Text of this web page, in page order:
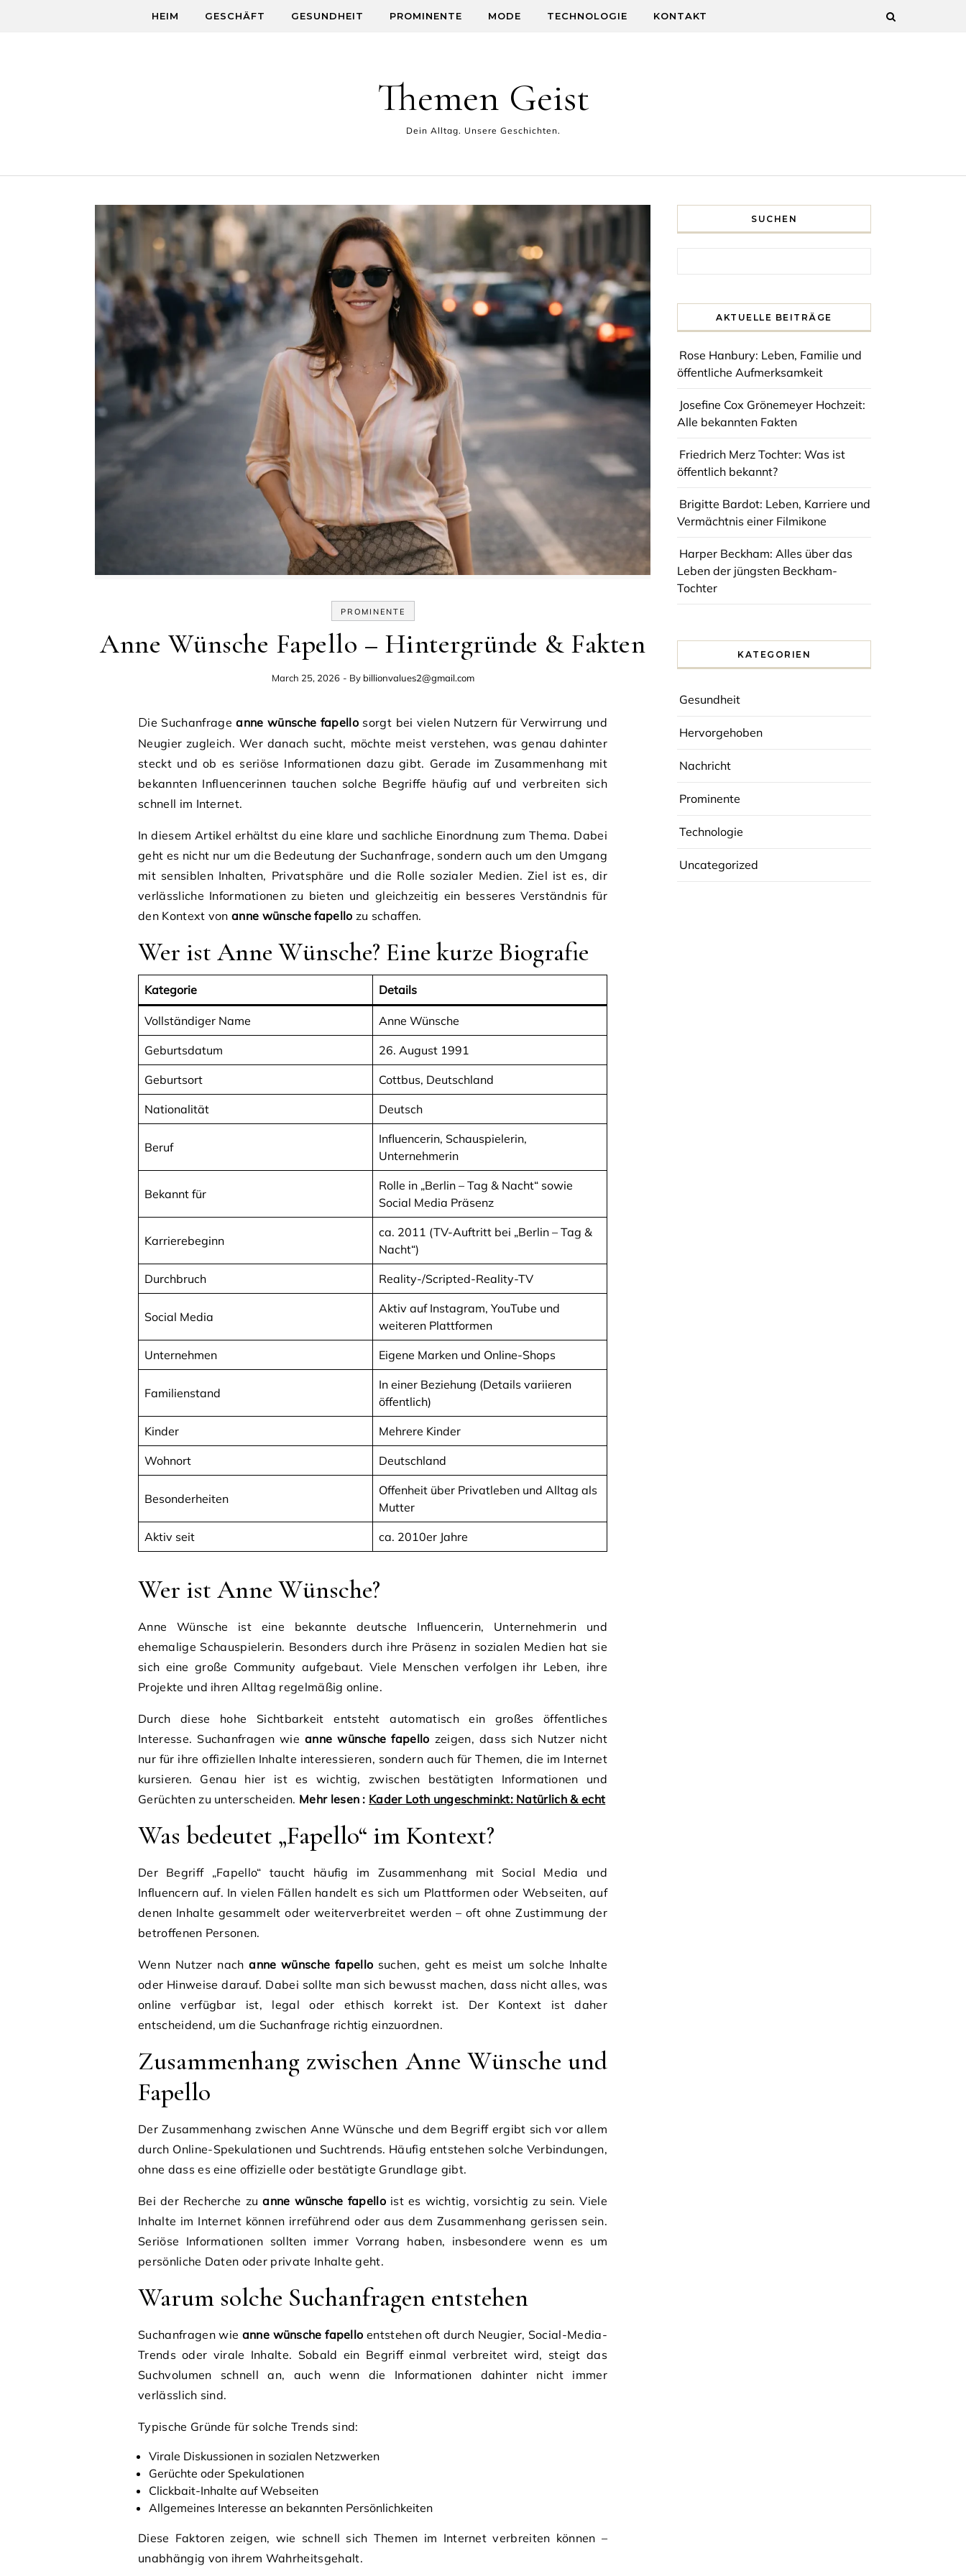
HEIM GESCHÄFT GESUNDHEIT PROMINENTE MODE TECHNOLOGIE KONTAKT
Themen Geist
Dein Alltag. Unsere Geschichten.
PROMINENTE
Anne Wünsche Fapello – Hintergründe & Fakten
March 25, 2026 - By billionvalues2@gmail.com
Die Suchanfrageanne wünsche fapello sorgt bei vielen Nutzern für Verwirrung und
Neugier zugleich. Wer danach sucht, möchte meist verstehen, was genau dahinter
steckt und ob es seriöse Informationen dazu gibt. Gerade im Zusammenhang mit
bekannten Influencerinnen tauchen solche Begriffe häufig auf und verbreiten sich
schnell im Internet.
In diesem Artikel erhältst du eine klare und sachliche Einordnung zum Thema. Dabei
geht es nicht nur um die Bedeutung der Suchanfrage, sondern auch um den Umgang
mit sensiblen Inhalten, Privatsphäre und die Rolle sozialer Medien. Ziel ist es, dir
verlässliche Informationen zu bieten und gleichzeitig ein besseres Verständnis für
den Kontext vonanne wünsche fapello zu schaffen.
Wer ist Anne Wünsche? Eine kurze Biografie
Kategorie Details
Vollständiger Name Anne Wünsche
Geburtsdatum 26. August 1991
Geburtsort Cottbus, Deutschland
Nationalität Deutsch
Beruf
Influencerin, Schauspielerin,
Unternehmerin
Bekannt für
Rolle in „Berlin – Tag & Nacht“ sowie
Social Media Präsenz
Karrierebeginn
ca. 2011 (TV-Auftritt bei „Berlin – Tag &
Nacht“)
Durchbruch Reality-/Scripted-Reality-TV
Social Media
Aktiv auf Instagram, YouTube und
weiteren Plattformen
Unternehmen Eigene Marken und Online-Shops
Familienstand
In einer Beziehung (Details variieren
öffentlich)
Kinder Mehrere Kinder
Wohnort Deutschland
Besonderheiten
Offenheit über Privatleben und Alltag als
Mutter
Aktiv seit ca. 2010er Jahre
Wer ist Anne Wünsche?
Anne Wünsche ist eine bekannte deutsche Influencerin, Unternehmerin und
ehemalige Schauspielerin. Besonders durch ihre Präsenz in sozialen Medien hat sie
sich eine große Community aufgebaut. Viele Menschen verfolgen ihr Leben, ihre
Projekte und ihren Alltag regelmäßig online.
Durch diese hohe Sichtbarkeit entsteht automatisch ein großes öffentliches
Interesse. Suchanfragen wie anne wünsche fapello zeigen, dass sich Nutzer nicht
nur für ihre offiziellen Inhalte interessieren, sondern auch für Themen, die im Internet
kursieren. Genau hier ist es wichtig, zwischen bestätigten Informationen und
Gerüchten zu unterscheiden. Mehr lesen : Kader Loth ungeschminkt: Natürlich & echt
Was bedeutet „Fapello“ im Kontext?
Der Begriff „Fapello“ taucht häufig im Zusammenhang mit Social Media und
Influencern auf. In vielen Fällen handelt es sich um Plattformen oder Webseiten, auf
denen Inhalte gesammelt oder weiterverbreitet werden – oft ohne Zustimmung der
betroffenen Personen.
Wenn Nutzer nachanne wünsche fapello suchen, geht es meist um solche Inhalte
oder Hinweise darauf. Dabei sollte man sich bewusst machen, dass nicht alles, was
online verfügbar ist, legal oder ethisch korrekt ist. Der Kontext ist daher
entscheidend, um die Suchanfrage richtig einzuordnen.
Zusammenhang zwischen Anne Wünsche und
Fapello
Der Zusammenhang zwischen Anne Wünsche und dem Begriff ergibt sich vor allem
durch Online-Spekulationen und Suchtrends. Häufig entstehen solche Verbindungen,
ohne dass es eine offizielle oder bestätigte Grundlage gibt.
Bei der Recherche zuanne wünsche fapello ist es wichtig, vorsichtig zu sein. Viele
Inhalte im Internet können irreführend oder aus dem Zusammenhang gerissen sein.
Seriöse Informationen sollten immer Vorrang haben, insbesondere wenn es um
persönliche Daten oder private Inhalte geht.
Warum solche Suchanfragen entstehen
Suchanfragen wie anne wünsche fapello entstehen oft durch Neugier, Social-Media-
Trends oder virale Inhalte. Sobald ein Begriff einmal verbreitet wird, steigt das
Suchvolumen schnell an, auch wenn die Informationen dahinter nicht immer
verlässlich sind.
Typische Gründe für solche Trends sind:
Virale Diskussionen in sozialen Netzwerken
Gerüchte oder Spekulationen
Clickbait-Inhalte auf Webseiten
Allgemeines Interesse an bekannten Persönlichkeiten
Diese Faktoren zeigen, wie schnell sich Themen im Internet verbreiten können –
unabhängig von ihrem Wahrheitsgehalt.
SUCHEN
AKTUELLE BEITRÄGE
Rose Hanbury: Leben, Familie und
öffentliche Aufmerksamkeit
Josefine Cox Grönemeyer Hochzeit:
Alle bekannten Fakten
Friedrich Merz Tochter: Was ist
öffentlich bekannt?
Brigitte Bardot: Leben, Karriere und
Vermächtnis einer Filmikone
Harper Beckham: Alles über das
Leben der jüngsten Beckham-
Tochter
KATEGORIEN
Gesundheit
Hervorgehoben
Nachricht
Prominente
Technologie
Uncategorized